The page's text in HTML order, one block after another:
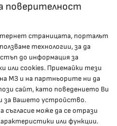
Неделя“ №5
поверителност
страницата, порталът
технологии, за да
до информация за
cookies. Приемайки тези
МЗ и на партньорите ни да
сайт, като поведението Ви
за Вашето устройство.
съгласие може да се отрази
или функции.